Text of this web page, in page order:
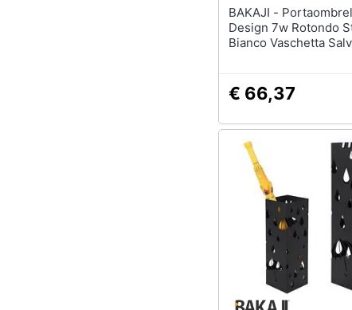
BAKAJI - Portaombrelli Ferro
Design 7w Rotondo
Bianco Vaschetta
€ 66,37